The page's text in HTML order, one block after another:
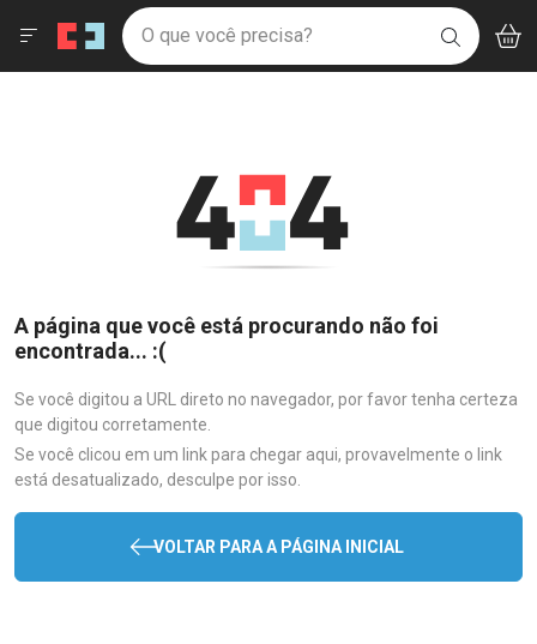
Drogaria São Paulo
Ir direto para a home
pela página
Ir direto para o conteúdo
Ir direto para a busca
Ir direto para o carrinho
Ir direto para o menu
Faça a sua busca
O que você precisa? BUSCAR
Menu
A página que você está procurando não foi
encontrada... :(
Se você digitou a URL direto no navegador, por favor tenha certeza
que digitou corretamente.
Se você clicou em um link para chegar aqui, provavelmente o link
está desatualizado, desculpe por isso.
VOLTAR PARA A PÁGINA INICIAL